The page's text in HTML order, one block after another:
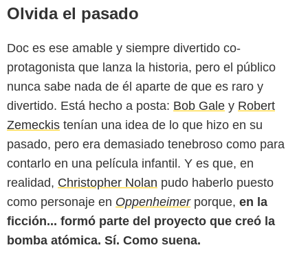
Olvida el pasado
Doc es ese amable y siempre divertido co-
protagonista que lanza la historia, pero el público
nunca sabe nada de él aparte de que es raro y
divertido. Está hecho a posta: Bob Gale y Robert
Zemeckis tenían una idea de lo que hizo en su
pasado, pero era demasiado tenebroso como para
contarlo en una película infantil. Y es que, en
realidad, Christopher Nolan pudo haberlo puesto
como personaje en Oppenheimerporque, en la
ficción... formó parte del proyecto que creó la
bomba atómica. Sí. Como suena.